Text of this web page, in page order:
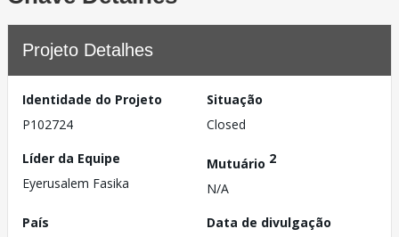
Projeto Detalhes
Identidade do Projeto
P102724
Situação
Closed
Líder da Equipe
Eyerusalem Fasika
Mutuário 2
N/A
País
Data de divulgação